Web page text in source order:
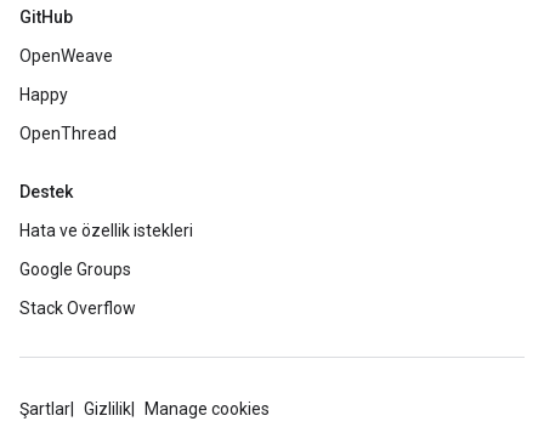
GitHub
OpenWeave
Happy
OpenThread
Destek
Hata ve özellik istekleri
Google Groups
Stack Overflow
Şartlar Gizlilik Manage cookies